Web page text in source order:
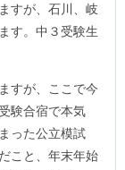
すが、石川、岐
す。中３受験生
すが、ここで今
験合宿で本気
った公立模試
こと、年末年始